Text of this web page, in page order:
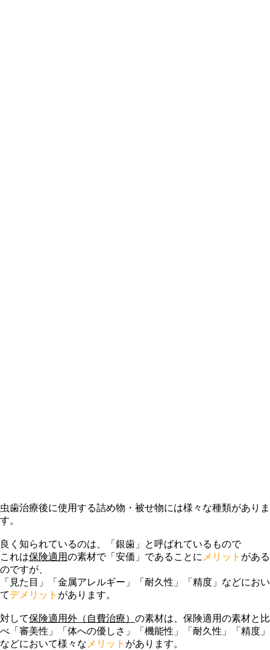
虫歯治療後に使用する詰め物・被せ物には様々な種類がありま
す。
良く知られているのは、「銀歯」と呼ばれているもので
これは保険適用の素材で「安価」であることにメリット がある
のですが、
「見た目」「金属アレルギー」「耐久性」「精度」などにおい
てデメリット があります。
対して保険適用外（自費治療） の素材は、保険適用の素材と比
べ「審美性」「体への優しさ」「機能性」「耐久性」「精度」
などにおいて様々なメリット があります。